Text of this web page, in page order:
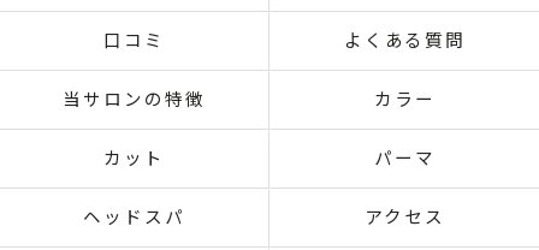
口コミ よくある質問
当サロンの特徴 カラー
カット パーマ
ヘッドスパ アクセス